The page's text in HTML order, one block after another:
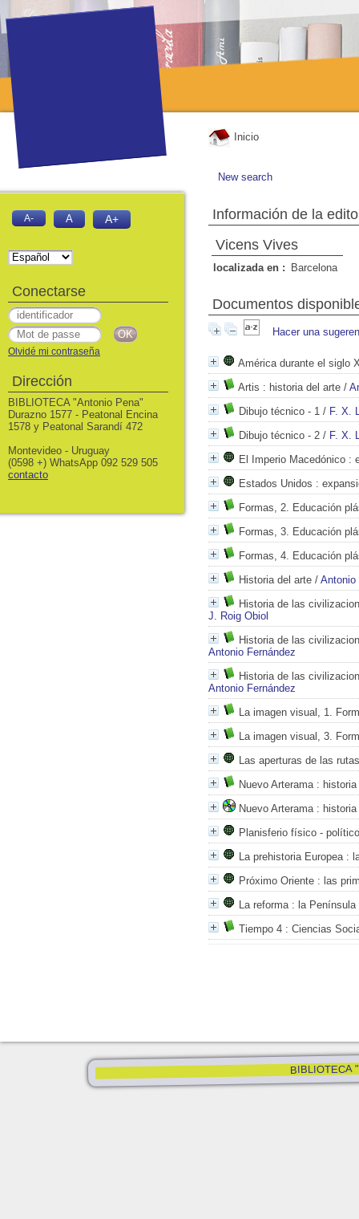
Inicio
New search
Información de la
Vicens Vives
localizada en : Barcelona
Documentos
Hacer una
América durante el siglo
Artis : historia del arte /
Dibujo técnico - 1 / F. X.
Dibujo técnico - 2 / F. X.
El Imperio Macedónico :
Estados Unidos :
Formas, 2. Educación
Formas, 3. Educación
Formas, 4. Educación
Historia del arte / Antonio
Historia de las
J. Roig Obiol
Historia de las
Antonio Fernández
Historia de las
Antonio Fernández
La imagen visual, 1.
La imagen visual, 3.
Las aperturas de las
Nuevo Arterama: historia
Nuevo Arterama: historia
Planisferio físico - político
La prehistoria Europea:
Próximo Oriente : las
La reforma: la Península
Tiempo 4 : Ciencias
BIBLIOTECA
A- A A+
Conectarse
Olvidé mi contraseña
Dirección
BIBLIOTECA "Antonio Pena"
Durazno 1577 - Peatonal Encina
1578 y Peatonal Sarandí 472
Montevideo - Uruguay
(0598 +) WhatsApp 092 529 505
contacto